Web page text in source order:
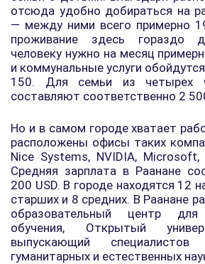
отсюда удобно добираться на
— между ними всего примерно
проживание здесь гораздо
человеку нужно на месяц
и коммунальные услуги
150. Для семьи из четырех
составляют соответственно 2
Но и в самом городе хватает
расположены офисы таких
Nice Systems, NVIDIA, Microsoft,
Средняя зарплата в Раанане
200 USD. В городе находятся 12
старших и 8 средних. В Раанане
образовательный центр для
обучения, Открытый
выпускающий специалистов
гуманитарных и естественных